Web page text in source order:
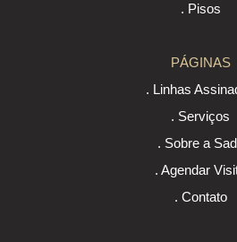
. Pisos
PÁGINAS
. Linhas
. Serviços
. Sobre a
. Agendar
. Contato